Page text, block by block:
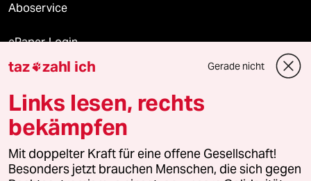
Aboservice
ePaper Login
Downloads für Abonnierende
© 2026 taz Verlags und Vertriebs GmbH
Alle Rechte vorbehalten. Bei rechtlichen Fragen oder für Genehmigungen
wenden Sie sich bitte an
lizenzen@taz.de
taz zahl ich Gerade nicht
Links lesen, rechts
bekämpfen
Mit doppelter Kraft für eine offene Gesellschaft!
Besonders jetzt brauchen Menschen, die sich gegen